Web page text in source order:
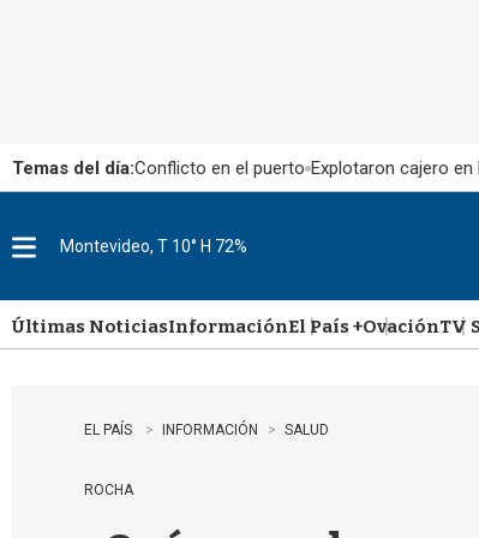
Temas del día:Conflicto en el puerto Explotaron cajero en
u
Montevideo, T 10° H 72%
Últimas NoticiasInformaciónEl País +OvaciónTV
EL PAÍS INFORMACIÓN SALUD
ROCHA